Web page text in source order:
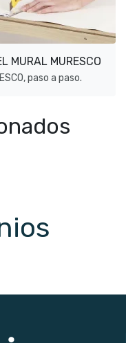
MURESCO
paso a paso.